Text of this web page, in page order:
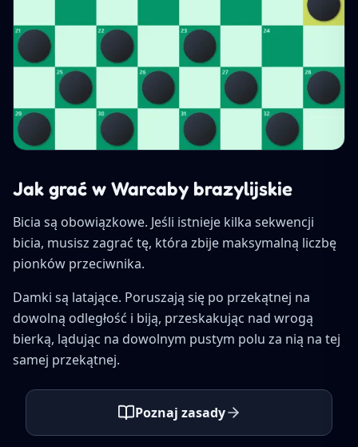
Jak grać w Warcaby brazylijskie
Bicia są obowiązkowe. Jeśli istnieje kilka sekwencji
bicia, musisz zagrać tę, która zbije maksymalną liczbę
pionków przeciwnika.
Damki są latające. Poruszają się po przekątnej na
dowolną odległość i biją, przeskakując nad wrogą
bierką, lądując na dowolnym pustym polu za nią na tej
samej przekątnej.
Poznaj zasady